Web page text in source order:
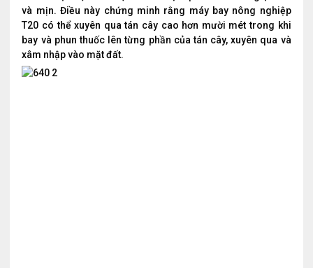
và mịn. Điều này chứng minh rằng máy bay nông nghiệp
T20 có thể xuyên qua tán cây cao hơn mười mét trong khi
bay và phun thuốc lên từng phần của tán cây, xuyên qua và
xâm nhập vào mặt đất.